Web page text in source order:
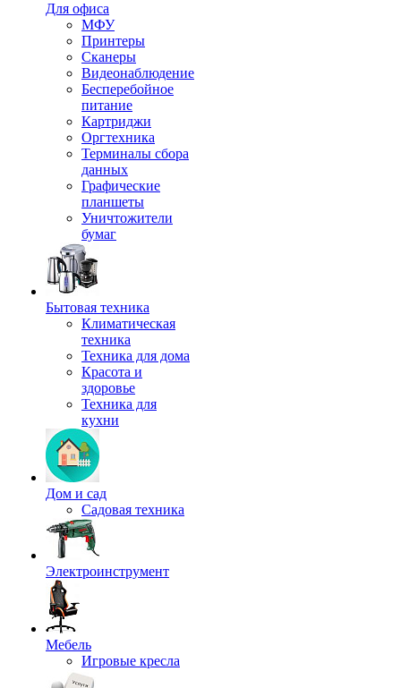
Для офиса
МФУ
Принтеры
Сканеры
Видеонаблюдение
Бесперебойное
питание
Картриджи
Оргтехника
Терминалы сбора
данных
Графические
планшеты
Уничтожители
бумаг
Бытовая техника
Климатическая
техника
Техника для дома
Красота и
здоровье
Техника для
кухни
Дом и сад
Садовая техника
Электроинструмент
Мебель
Игровые кресла